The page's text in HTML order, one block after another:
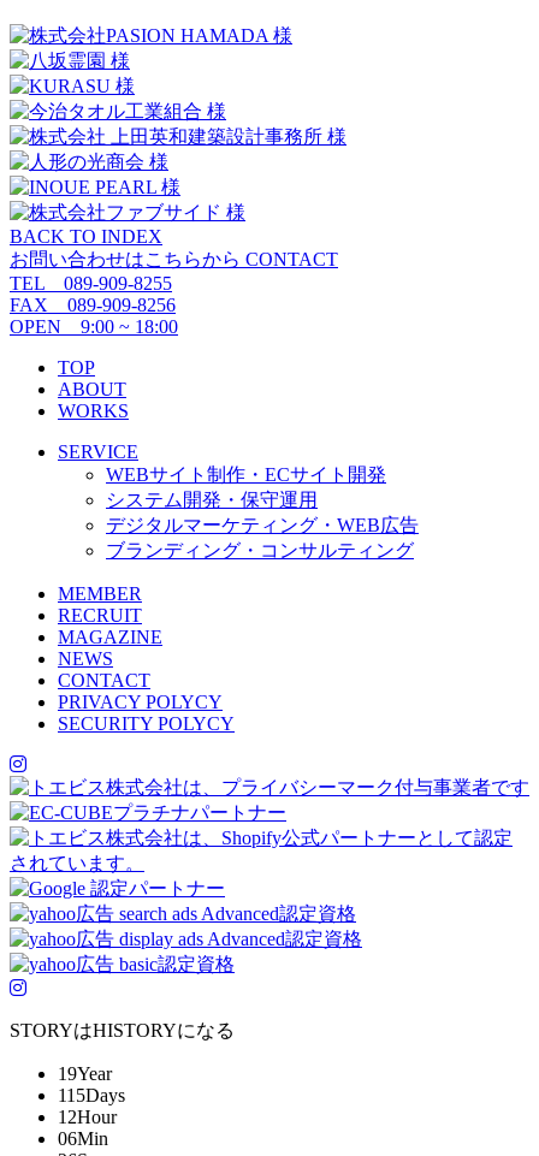
BACK TO INDEX
お問い合わせはこちらから CONTACT
TEL 089-909-8255
FAX 089-909-8256
OPEN 9:00 ~ 18:00
TOP
ABOUT
WORKS
SERVICE
WEBサイト制作・ECサイト開発
システム開発・保守運用
デジタルマーケティング・WEB広告
ブランディング・コンサルティング
MEMBER
RECRUIT
MAGAZINE
NEWS
CONTACT
PRIVACY POLYCY
SECURITY POLYCY
STORYはHISTORYになる
19Year
115Days
12Hour
06Min